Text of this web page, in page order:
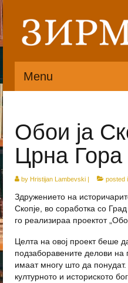
Menu
Органи
Статут
Публикации
Историјат
Обои ја
Црна Гора
by Hristijan Lambevski | posted
Здружението на
Скопје, во соработка со
го реализираа проектот
Целта на овој проект беше
подзаборавените делови на
имаат многу што да
културното и историското